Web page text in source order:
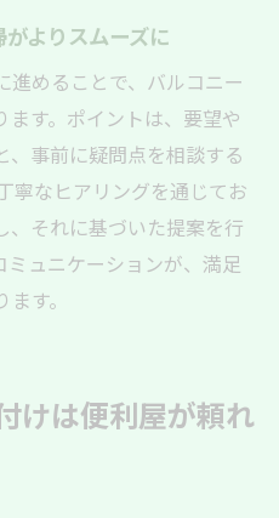
よりスムーズに
進めることで、バルコニー
す。ポイントは、要望や
事前に疑問点を相談する
寧なヒアリングを通じてお
、それに基づいた提案を行
ミュニケーションが、満足
す。
けは便利屋が頼れ